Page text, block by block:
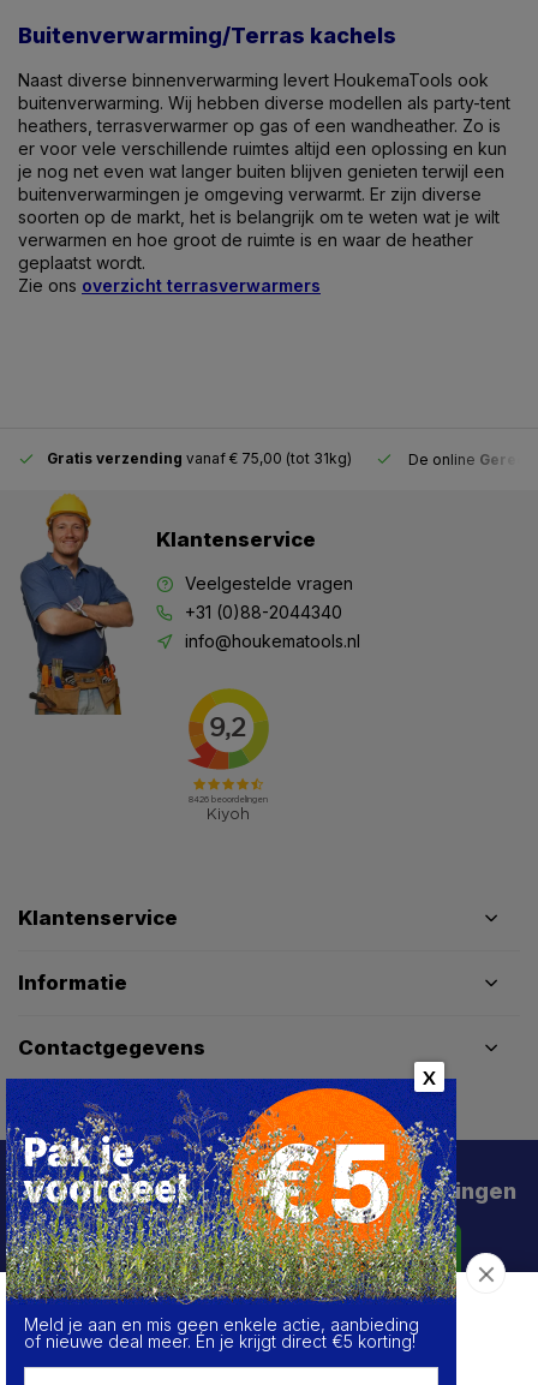
Buitenverwarming/Terras kachels
Naast diverse binnenverwarming levert HoukemaTools ook
buitenverwarming. Wij hebben diverse modellen als party-tent
heathers, terrasverwarmer op gas of een wandheather. Zo is
er voor vele verschillende ruimtes altijd een oplossing en kun
je nog net even wat langer buiten blijven genieten terwijl een
buitenverwarmingen je omgeving verwarmt. Er zijn diverse
soorten op de markt, het is belangrijk om te weten wat je wilt
verwarmen en hoe groot de ruimte is en waar de heather
geplaatst wordt.
Zie ons overzicht terrasverwarmers
Gratis verzending vanaf € 75,00 (tot 31kg) De online
Klantenservice
Veelgestelde vragen
+31 (0)88-2044340
info@houkematools.nl
Klantenservice
Informatie
Contactgegevens
Schrijf je in voor de beste deals en kortingen
Abonneer
X
Meld je aan en mis geen enkele actie, aanbieding
of nieuwe deal meer. Én je krijgt direct €5 korting!
Over de cookies op deze website
We maken gebruik van cookies om gegevens m.b.t. de